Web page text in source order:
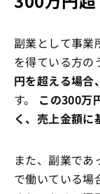
副業として事業
を得ている方の
円を超える場合
す。 この300万
く、売上金額に
また、副業で
で働いている場